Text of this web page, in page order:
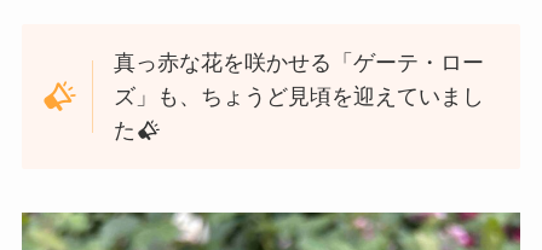
真っ赤な花を咲かせる「ゲーテ・ロー
ズ」も、ちょうど見頃を迎えていまし
た